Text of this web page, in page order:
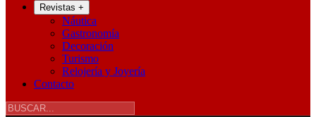
Revistas +
Náutica
Gastronomía
Decoración
Turismo
Relojería y Joyería
Contacto